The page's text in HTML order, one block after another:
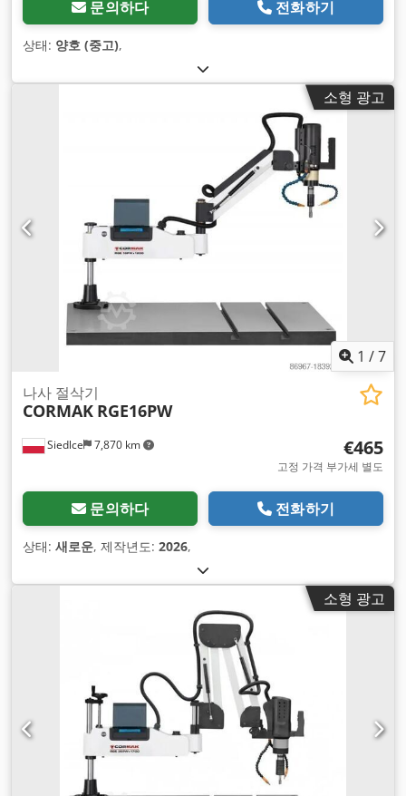
문의하다 전화하기
상태: 양호 (중고),
소형 광고
1 /7
Siedlce 7,870 km
나사 절삭기
CORMAK RGE16PW
€465
고정 가격 부가세 별도
문의하다 전화하기
상태: 새로운, 제작년도: 2026,
소형 광고